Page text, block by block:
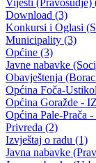
JAVNI POZIV za
korištenje sredstava
proizvodnji za 2012.
28.06.2012